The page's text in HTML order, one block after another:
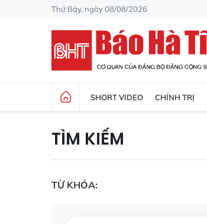
Thứ Bảy, ngày 08/08/2026
SHORT VIDEO CHÍNH TRỊ
TÌM KIẾM
TỪ KHÓA: